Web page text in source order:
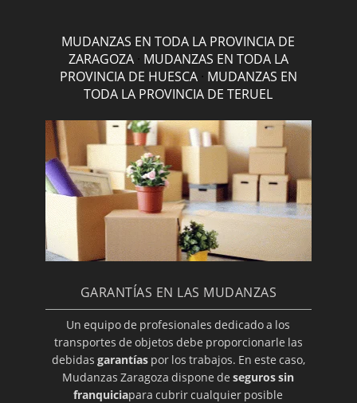
MUDANZAS EN TODA LA PROVINCIA DE
ZARAGOZA· MUDANZAS EN TODA LA
PROVINCIA DE HUESCA· MUDANZAS EN
TODA LA PROVINCIA DE TERUEL
GARANTÍAS EN LAS MUDANZAS
Un equipo de profesionales dedicado a los
transportes de objetos debe proporcionarle las
debidas garantíaspor los trabajos. En este caso,
Mudanzas Zaragoza dispone deseguros sin
franquiciapara cubrir cualquier posible